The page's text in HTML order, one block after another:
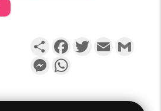
PartagerFacebookTwitterEmail
Messenger